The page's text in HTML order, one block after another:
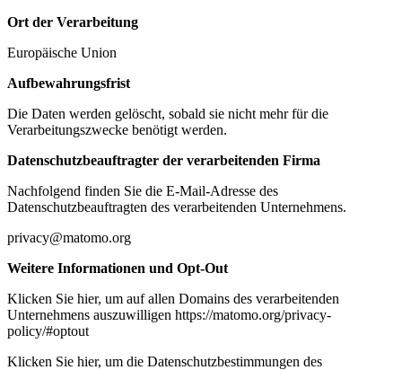
Ort der Verarbeitung
Europäische Union
Aufbewahrungsfrist
Die Daten werden gelöscht, sobald sie nicht mehr für die
Verarbeitungszwecke benötigt werden.
Datenschutzbeauftragter der verarbeitenden Firma
Nachfolgend finden Sie die E-Mail-Adresse des
Datenschutzbeauftragten des verarbeitenden Unternehmens.
privacy@matomo.org
Weitere Informationen und Opt-Out
Klicken Sie hier, um auf allen Domains des verarbeitenden
Unternehmens auszuwilligen https://matomo.org/privacy-
policy/#optout
Klicken Sie hier, um die Datenschutzbestimmungen des